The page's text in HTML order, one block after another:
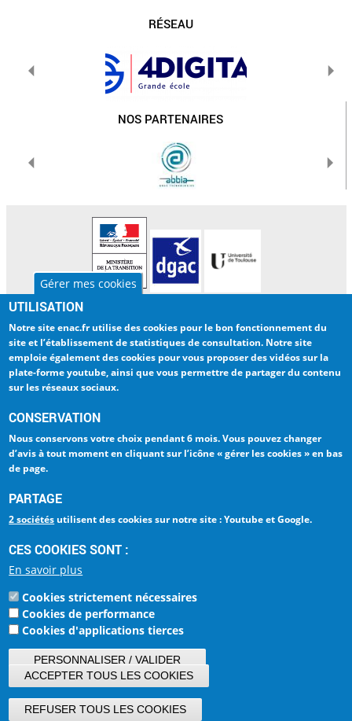
Gérer mes cookies
UTILISATION
Notre site enac.fr utilise des cookies pourle bon fonctionnement du
site et l’établissement de statistiques de consultation. Notre site
emploie également des cookies pourvous proposer des vidéos sur la
plate-forme youtube, ainsi que vous permettre de partager du contenu
sur les réseaux sociaux.
CONSERVATION
Nous conservons votre choix pendant 6 mois. Vous pouvez changer
d’avis à tout moment en cliquant surl’icône « gérer les cookies » en bas
de page.
PARTAGE
2 sociétés utilisent des cookies sur notre site : Youtube et Google.
CES COOKIES SONT :
En savoir plus
Cookies strictement nécessaires
Cookies de performance
Cookies d'applications tierces
PERSONNALISER / VALIDER
MES CHOIX
ACCEPTER TOUS LES COOKIES
REFUSER TOUS LES COOKIES
RÉSEAU
NOS PARTENAIRES
LA RECHERCHE
ENTREPRISES
BIBLIOTHEQUE
ENAC NUMERIQUE
INTRANET
ESPACE PRESSE
LA QUALITÉ - ISO 9001
La référence Aéronautique
Tel : +33 (0)5 62 17 40 00
Contact Plan du site Mentions légales
Marchés publics
Textes réglementaires